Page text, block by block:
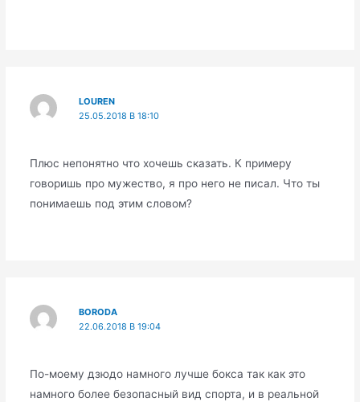
LOUREN
25.05.2018 В 18:10
Плюс непонятно что хочешь сказать. К примеру
говоришь про мужество, я про него не писал. Что ты
понимаешь под этим словом?
BORODA
22.06.2018 В 19:04
По-моему дзюдо намного лучше бокса так как это
намного более безопасный вид спорта, и в реальной